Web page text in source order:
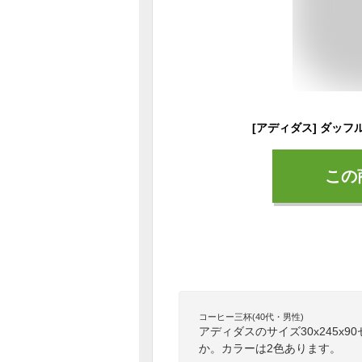
こ
コーヒー三杯(40代・男性)
アディダスのサイズ
か。カラーは2色あります。